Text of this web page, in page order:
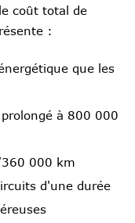
coût total de
:
que les
à 800 000
000 km
d'une durée